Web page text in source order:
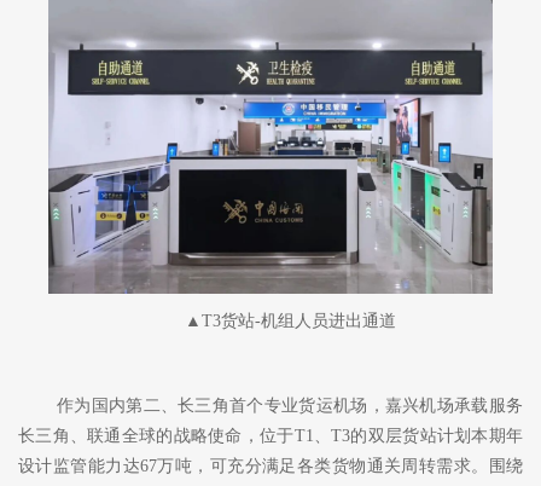
▲T3货站-机组人员进出通道
作为国内第二、长三角首个专业货运机场，嘉兴机场承载服务
长三角、联通全球的战略使命，位于T1、T3的双层货站计划本期年
设计监管能力达67万吨，可充分满足各类货物通关周转需求。围绕